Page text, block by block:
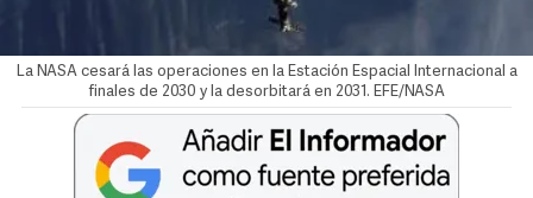
La NASA cesará las operaciones en la Estación Espacial Internacional a
finales de 2030 y la desorbitará en 2031. EFE/NASA